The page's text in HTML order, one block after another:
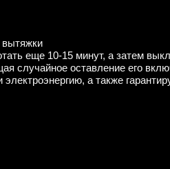
вытяжки
еще 10-15 минут, а затем
случайное оставление его
а также